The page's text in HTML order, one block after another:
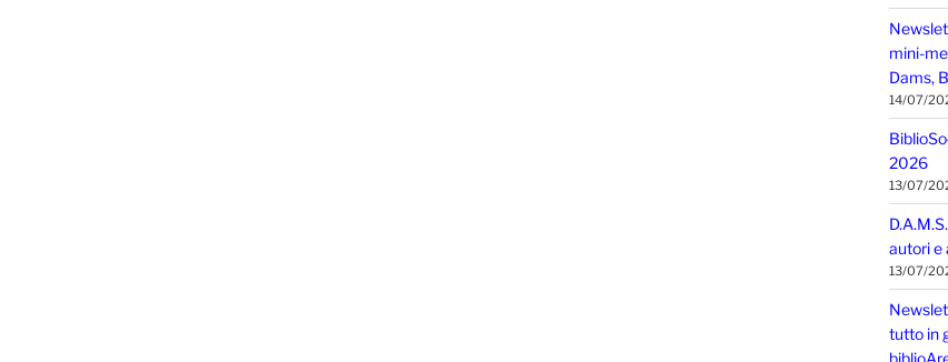
mini-
Dams,
14/07/
2026
13/07/
autori e
13/07/
tutto in